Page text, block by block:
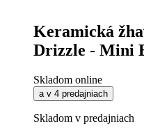
Keramická
Drizzle - Mini
Skladom online
a v 4 predajniach
Skladom v predajniach